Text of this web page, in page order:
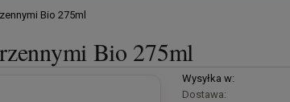
Bio 275ml
Bio 275ml
Wysyłka w:
Dostawa: